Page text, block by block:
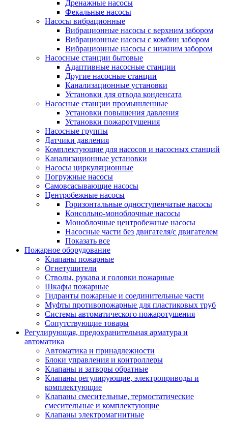
Дренажные насосы
Фекальные насосы
Насосы вибрационные
Вибрационные насосы с верхним забором
Вибрационные насосы с комбин забором
Вибрационные насосы с нижним забором
Насосные станции бытовые
Адаптивные насосные станции
Другие насосные станции
Канализационные установки
Установки для отвода конденсата
Насосные станции промышленные
Установки повышения давления
Установки пожаротушения
Насосные группы
Датчики давления
Комплектующие для насосов и насосных станций
Канализационные установки
Насосы циркуляционные
Погружные насосы
Самовсасывающие насосы
Центробежные насосы
Горизонтальные одноступенчатые насосы
Консольно-моноблочные насосы
Моноблочные центробежные насосы
Насосные части без двигателя/с двигателем
Показать все
Пожарное оборудование
Клапаны пожарные
Огнетушители
Стволы, рукава и головки пожарные
Шкафы пожарные
Гидранты пожарные и соединительные части
Муфты противопожарные для пластиковых труб
Системы автоматического пожаротушения
Сопутствующие товары
Регулирующая, предохранительная арматура и
автоматика
Автоматика и принадлежности
Блоки управления и контроллеры
Клапаны и затворы обратные
Клапаны регулирующие, электроприводы и
комплектующие
Клапаны смесительные, термостатические
смесительные и комплектующие
Клапаны электромагнитные